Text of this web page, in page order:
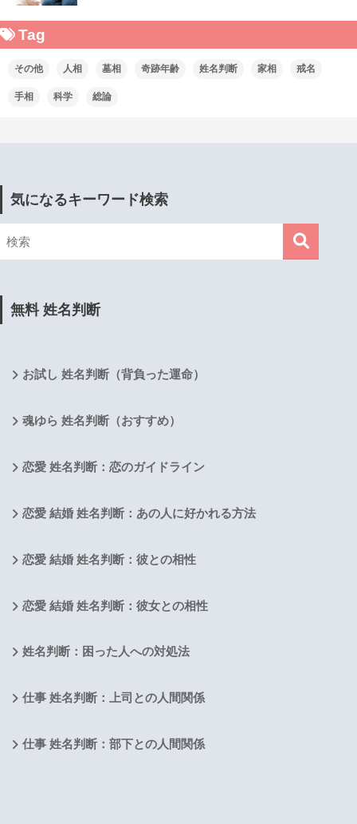
Tag
その他 人相 墓相 奇跡年齢 姓名判断 家相 戒名
手相 科学 総論
気になるキーワード検索
無料 姓名判断
お試し 姓名判断（背負った運命）
魂ゆら 姓名判断（おすすめ）
恋愛 姓名判断：恋のガイドライン
恋愛 結婚 姓名判断：あの人に好かれる方法
恋愛 結婚 姓名判断：彼との相性
恋愛 結婚 姓名判断：彼女との相性
姓名判断：困った人への対処法
仕事 姓名判断：上司との人間関係
仕事 姓名判断：部下との人間関係